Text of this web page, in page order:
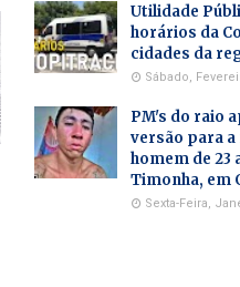
Utilidade
horários da
cidades da
Sábado,
PM's do raio
versão para
homem de 23
Timonha, em
Sexta-Feira,